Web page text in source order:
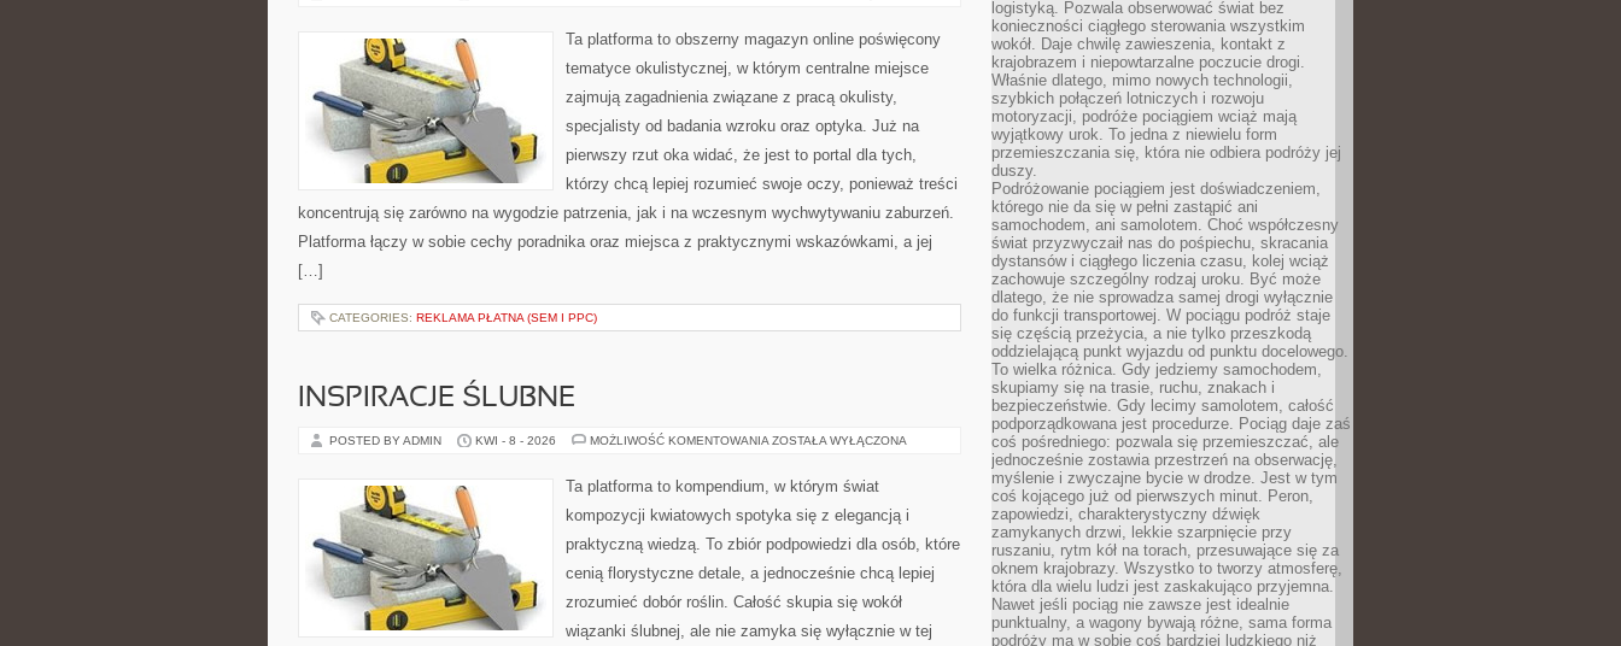
KOREKCJA
Ta platforma to obszerny magazyn online poświęcony
tematyce okulistycznej, w którym centralne miejsce
zajmują zagadnienia związane z pracą okulisty,
specjalisty od badania wzroku oraz optyka. Już na
pierwszy rzut oka widać, że jest to portal dla tych,
którzy chcą lepiej rozumieć swoje oczy, ponieważ treści
koncentrują się zarówno na wygodzie patrzenia, jak i na wczesnym wychwytywaniu zaburzeń.
Platforma łączy w sobie cechy poradnika oraz miejsca z praktycznymi wskazówkami, a jej
[…]
CATEGORIES: REKLAMA PŁATNA (SEM I PPC)
INSPIRACJE ŚLUBNE
POSTED BY ADMIN KWI - 8 - 2026 MOŻLIWOŚĆ KOMENTOWANIA INSPIRACJE
ZOSTAŁA WYŁĄCZONA
Ta platforma to kompendium, w którym świat
kompozycji kwiatowych spotyka się z elegancją i
praktyczną wiedzą. To zbiór podpowiedzi dla osób, które
cenią florystyczne detale, a jednocześnie chcą lepiej
zrozumieć dobór roślin. Całość skupia się wokół
wiązanki ślubnej, ale nie zamyka się wyłącznie w tej
logistyką. Pozwala obserwować świat bez
konieczności ciągłego sterowania wszystkim
wokół. Daje chwilę zawieszenia, kontakt z
krajobrazem i niepowtarzalne poczucie drogi.
Właśnie dlatego, mimo nowych technologii,
szybkich połączeń lotniczych i rozwoju
motoryzacji, podróże pociągiem wciąż mają
wyjątkowy urok. To jedna z niewielu form
przemieszczania się, która nie odbiera podróży jej
duszy.
Podróżowanie pociągiem jest doświadczeniem,
którego nie da się w pełni zastąpić ani
samochodem, ani samolotem. Choć współczesny
świat przyzwyczaił nas do pośpiechu, skracania
dystansów i ciągłego liczenia czasu, kolej wciąż
zachowuje szczególny rodzaj uroku. Być może
dlatego, że nie sprowadza samej drogi wyłącznie
do funkcji transportowej. W pociągu podróż staje
się częścią przeżycia, a nie tylko przeszkodą
oddzielającą punkt wyjazdu od punktu docelowego.
To wielka różnica. Gdy jedziemy samochodem,
skupiamy się na trasie, ruchu, znakach i
bezpieczeństwie. Gdy lecimy samolotem, całość
podporządkowana jest procedurze. Pociąg daje zaś
coś pośredniego: pozwala się przemieszczać, ale
jednocześnie zostawia przestrzeń na obserwację,
myślenie i zwyczajne bycie w drodze. Jest w tym
coś kojącego już od pierwszych minut. Peron,
zapowiedzi, charakterystyczny dźwięk
zamykanych drzwi, lekkie szarpnięcie przy
ruszaniu, rytm kół na torach, przesuwające się za
oknem krajobrazy. Wszystko to tworzy atmosferę,
która dla wielu ludzi jest zaskakująco przyjemna.
Nawet jeśli pociąg nie zawsze jest idealnie
punktualny, a wagony bywają różne, sama forma
podróży ma w sobie coś bardziej ludzkiego niż